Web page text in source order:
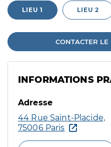
LIEU 1 LIEU 2
CONTACTER LE
INFORMATIONS
Adresse
44 Rue Saint-Placide,
75006 Paris